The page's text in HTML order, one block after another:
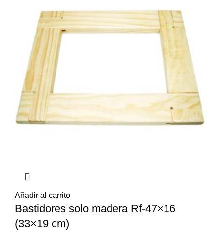
Añadir al carrito
Bastidores solo madera Rf-47×16
(33×19 cm)